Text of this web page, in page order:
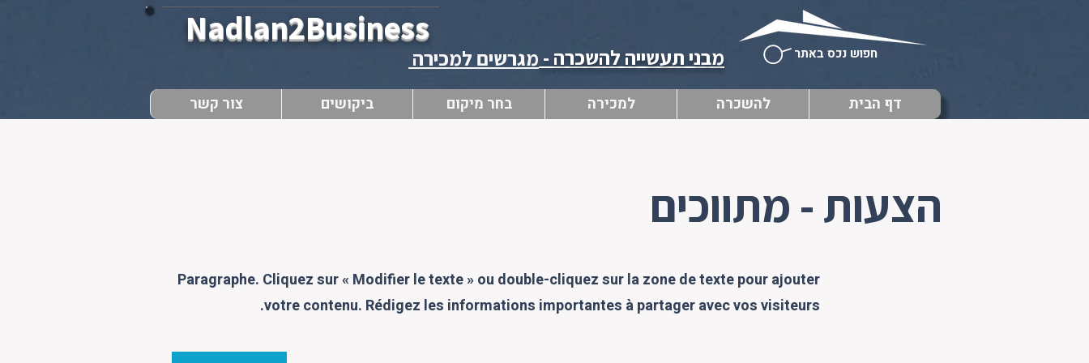
חפוש נכס באתר
Nadlan2Business
מגרשים למכירה מבני תעשייה להשכרה -
דף הבית להשכרה למכירה בחר מיקום ביקושים צור קשר
הצעות - מתווכים
Paragraphe. Cliquez sur « Modifier le texte » ou double-cliquez sur la zone de texte pour ajouter
votre contenu. Rédigez les informations importantes à partager avec vos visiteurs.